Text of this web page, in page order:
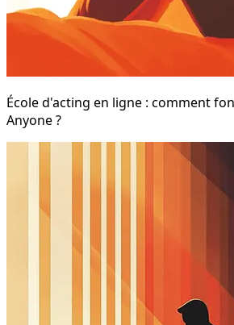
École d'acting en ligne : comment
Anyone ?